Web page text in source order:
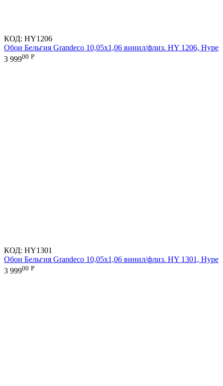
КОД: HY1206
Обои Бельгия Grandeco 10,05х1,06 винил/флиз. HY 1206, Hype
3 99900 Р
КОД: HY1301
Обои Бельгия Grandeco 10,05х1,06 винил/флиз. HY 1301, Hype
3 99900 Р